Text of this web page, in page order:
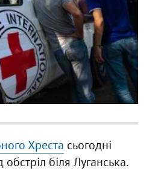
Хреста сьогодні
біля Луганська.